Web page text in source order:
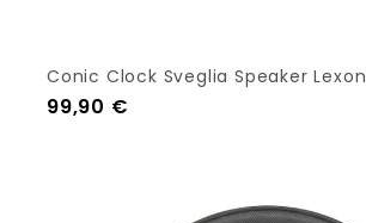
Conic Clock Sveglia Speaker
Prezzo
99,90 €